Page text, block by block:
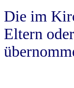
Die im
Eltern